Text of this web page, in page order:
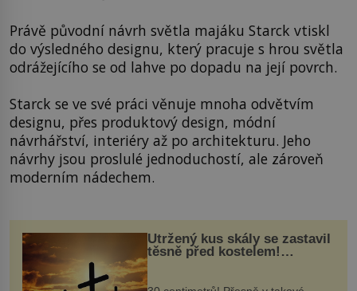
Právě původní návrh světla majáku Starck vtiskl
do výsledného designu, který pracuje s hrou světla
odrážejícího se od lahve po dopadu na její povrch.
Starck se ve své práci věnuje mnoha odvětvím
designu, přes produktový design, módní
návrhářství, interiéry až po architekturu. Jeho
návrhy jsou proslulé jednoduchostí, ale zároveň
moderním nádechem.
Utržený kus skály se zastavil
těsně před kostelem!
Ochránila ho boží síla?